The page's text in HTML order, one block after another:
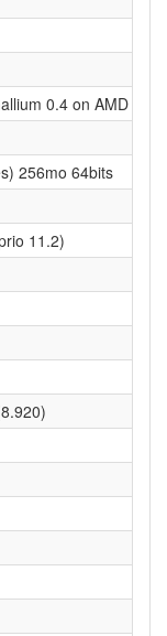
0.4 on AMD
256mo 64bits
11.2)